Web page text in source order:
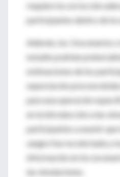
requiere la corrección
participantes dentro de la
Además, los 3 escenarios
estudio podrían
estimaciones de los
expectación preconcebida
para una operación
en la introducción a las
participantes a asumir
sangre fue recolectada y
información en los
las simulaciones.